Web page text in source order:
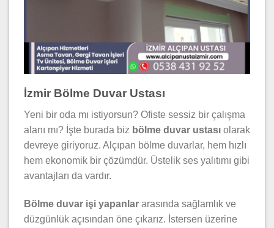
İzmir Bölme Duvar Ustası
Yeni bir oda mı istiyorsun? Ofiste sessiz bir çalışma
alanı mı? İşte burada biz bölme duvar ustası olarak
devreye giriyoruz. Alçıpan bölme duvarlar, hem hızlı
hem ekonomik bir çözümdür. Üstelik ses yalıtımı gibi
avantajları da vardır.
Bölme duvar işi yapanlar arasında sağlamlık ve
düzgünlük açısından öne çıkarız. İstersen üzerine